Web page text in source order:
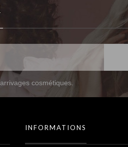
cosmétiques.
INFORMATIONS